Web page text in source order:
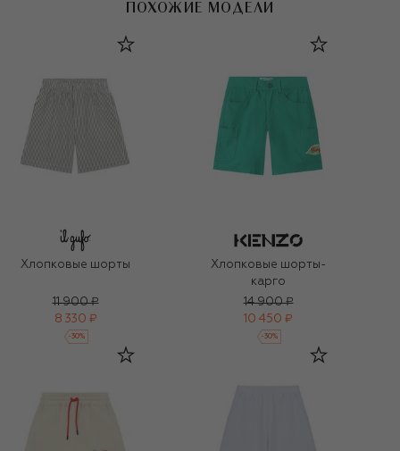
ПОХОЖИЕ МОДЕЛИ
Хлопковые шорты
11 900 ₽
8 330 ₽
-30%
Хлопковые шорты-
карго
14 900 ₽
10 450 ₽
-30%